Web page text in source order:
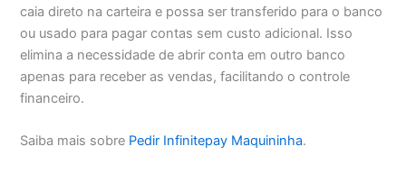
caia direto na carteira e possa ser transferido para o banco
ou usado para pagar contas sem custo adicional. Isso
elimina a necessidade de abrir conta em outro banco
apenas para receber as vendas, facilitando o controle
financeiro.
Saiba mais sobre Pedir Infinitepay Maquininha.